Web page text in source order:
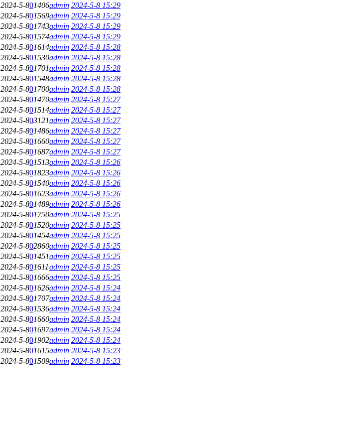
2024-5-801406admin 2024-5-8 15:29
2024-5-801569admin 2024-5-8 15:29
2024-5-801743admin 2024-5-8 15:29
2024-5-801574admin 2024-5-8 15:29
2024-5-801614admin 2024-5-8 15:28
2024-5-801530admin 2024-5-8 15:28
2024-5-801701admin 2024-5-8 15:28
2024-5-801548admin 2024-5-8 15:28
2024-5-801700admin 2024-5-8 15:28
2024-5-801470admin 2024-5-8 15:27
2024-5-801514admin 2024-5-8 15:27
2024-5-803121admin 2024-5-8 15:27
2024-5-801486admin 2024-5-8 15:27
2024-5-801660admin 2024-5-8 15:27
2024-5-801687admin 2024-5-8 15:27
2024-5-801513admin 2024-5-8 15:26
2024-5-801823admin 2024-5-8 15:26
2024-5-801540admin 2024-5-8 15:26
2024-5-801623admin 2024-5-8 15:26
2024-5-801489admin 2024-5-8 15:26
2024-5-801750admin 2024-5-8 15:25
2024-5-801520admin 2024-5-8 15:25
2024-5-801454admin 2024-5-8 15:25
2024-5-802860admin 2024-5-8 15:25
2024-5-801451admin 2024-5-8 15:25
2024-5-801611admin 2024-5-8 15:25
2024-5-801666admin 2024-5-8 15:25
2024-5-801626admin 2024-5-8 15:24
2024-5-801707admin 2024-5-8 15:24
2024-5-801536admin 2024-5-8 15:24
2024-5-801660admin 2024-5-8 15:24
2024-5-801697admin 2024-5-8 15:24
2024-5-801902admin 2024-5-8 15:24
2024-5-801615admin 2024-5-8 15:23
2024-5-801509admin 2024-5-8 15:23